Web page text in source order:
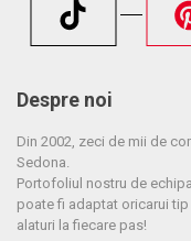
Despre noi
Din 2002, zeci de mii de
Sedona.
Portofoliul nostru de
poate fi adaptat oricarui
alaturi la fiecare pas!